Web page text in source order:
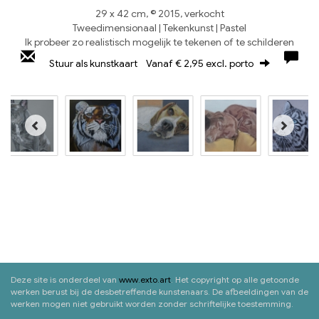
29 x 42 cm, © 2015, verkocht
Tweedimensionaal | Tekenkunst | Pastel
Ik probeer zo realistisch mogelijk te tekenen of te schilderen
Stuur als kunstkaart Vanaf € 2,95 excl. porto
Deze site is onderdeel van www.exto.art. Het copyright op alle getoonde
werken berust bij de desbetreffende kunstenaars. De afbeeldingen van de
werken mogen niet gebruikt worden zonder schriftelijke toestemming.